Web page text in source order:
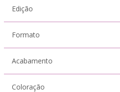
Edição
Formato
Acabamento
Coloração